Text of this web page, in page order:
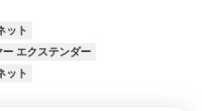
ット
エクステンダー
ット